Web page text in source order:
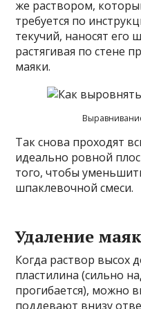
же раствором,
требуется по
текучий, наносят
растягивая по стене
маяки.
Так снова проходят
идеально ровной
того, чтобы
шпаклевочной смеси.
Удаление
Когда раствор высох
пластилина (сильно
прогибается), можно
поддевают внизу